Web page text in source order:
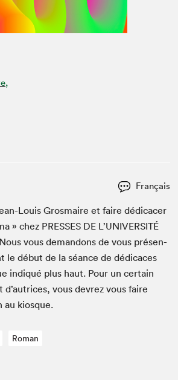
Français
Louis Gros­maire et faire dédi­cac­er
» chez PRESS­ES DE L’U­NI­VER­SITÉ
vous deman­dons de vous présen­
le début de la séance de dédi­caces
indiqué plus haut. Pour un cer­tain
d’autrices, vous devrez vous faire
au kiosque.
Roman